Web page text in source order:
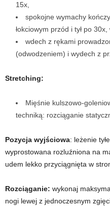
15x,
spokojne wymachy
łokciowym przód i tył po
wdech z rękami
(odwodzeniem) i wydech z
Stretching:
Mięśnie kulszowo-
techniką: rozciąganie
Pozycja wyjściowa: leżenie
wyprostowana rozluźniona na
udem lekko przyciągnięta w
Rozciąganie: wykonaj
nogi lewej z jednoczesnym